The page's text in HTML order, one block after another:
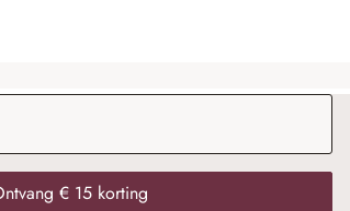
€ 15 korting